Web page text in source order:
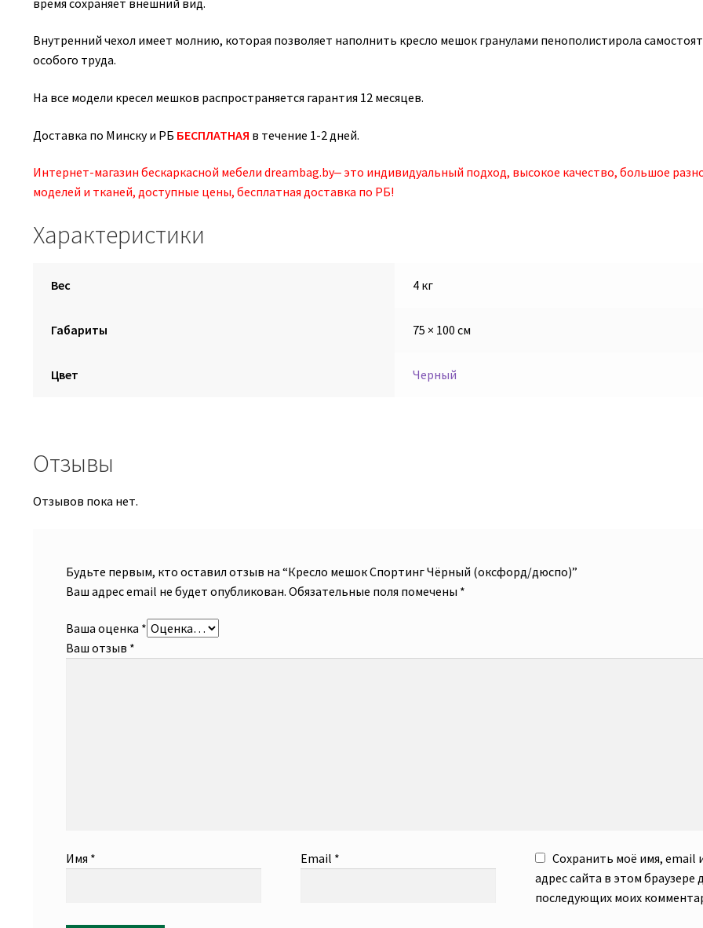
Внутренний чехол имеет молнию, которая позволяет наполнить кресло мешок гранулами пенополистирола
особого труда.
На все модели кресел мешков распространяется гарантия 12 месяцев.
Доставка по Минску и РБ БЕСПЛАТНАЯ в течение 1-2 дней.
Интернет-магазин бескаркасной мебели dreambag.by‒ это индивидуальный подход, высокое качество, большое
моделей и тканей, доступные цены, бесплатная доставка по РБ!
Характеристики
Вес 4 кг
Габариты 75 × 100 см
Цвет Черный
Отзывы
Отзывов пока нет.
Будьте первым, кто оставил отзыв на “Кресло мешок Спортинг Чёрный (оксфорд/дюспо)”
Ваш адрес email не будет опубликован. Обязательные поля помечены *
Ваша оценка *
Ваш отзыв *
Имя * Email *
Сохранить моё имя, email
адрес сайта в этом браузере
последующих моих